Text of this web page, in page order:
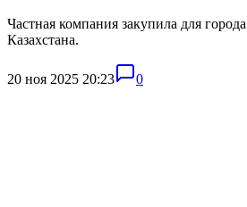
Частная компания закупила для
Казахстана.
20 ноя 2025 20:23 0